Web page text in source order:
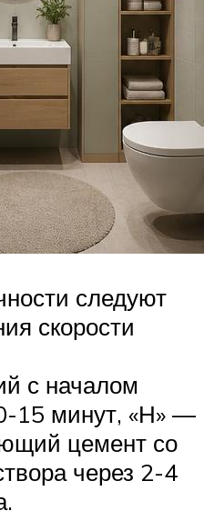
следуют
скорости
с началом
15 минут, «Н» —
цемент со
через 2-4